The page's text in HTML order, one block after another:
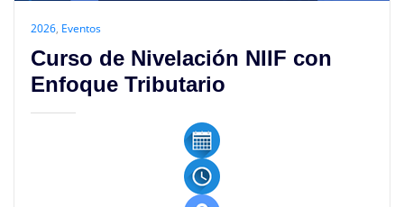
2026, Eventos
Curso de Nivelación NIIF con
Enfoque Tributario